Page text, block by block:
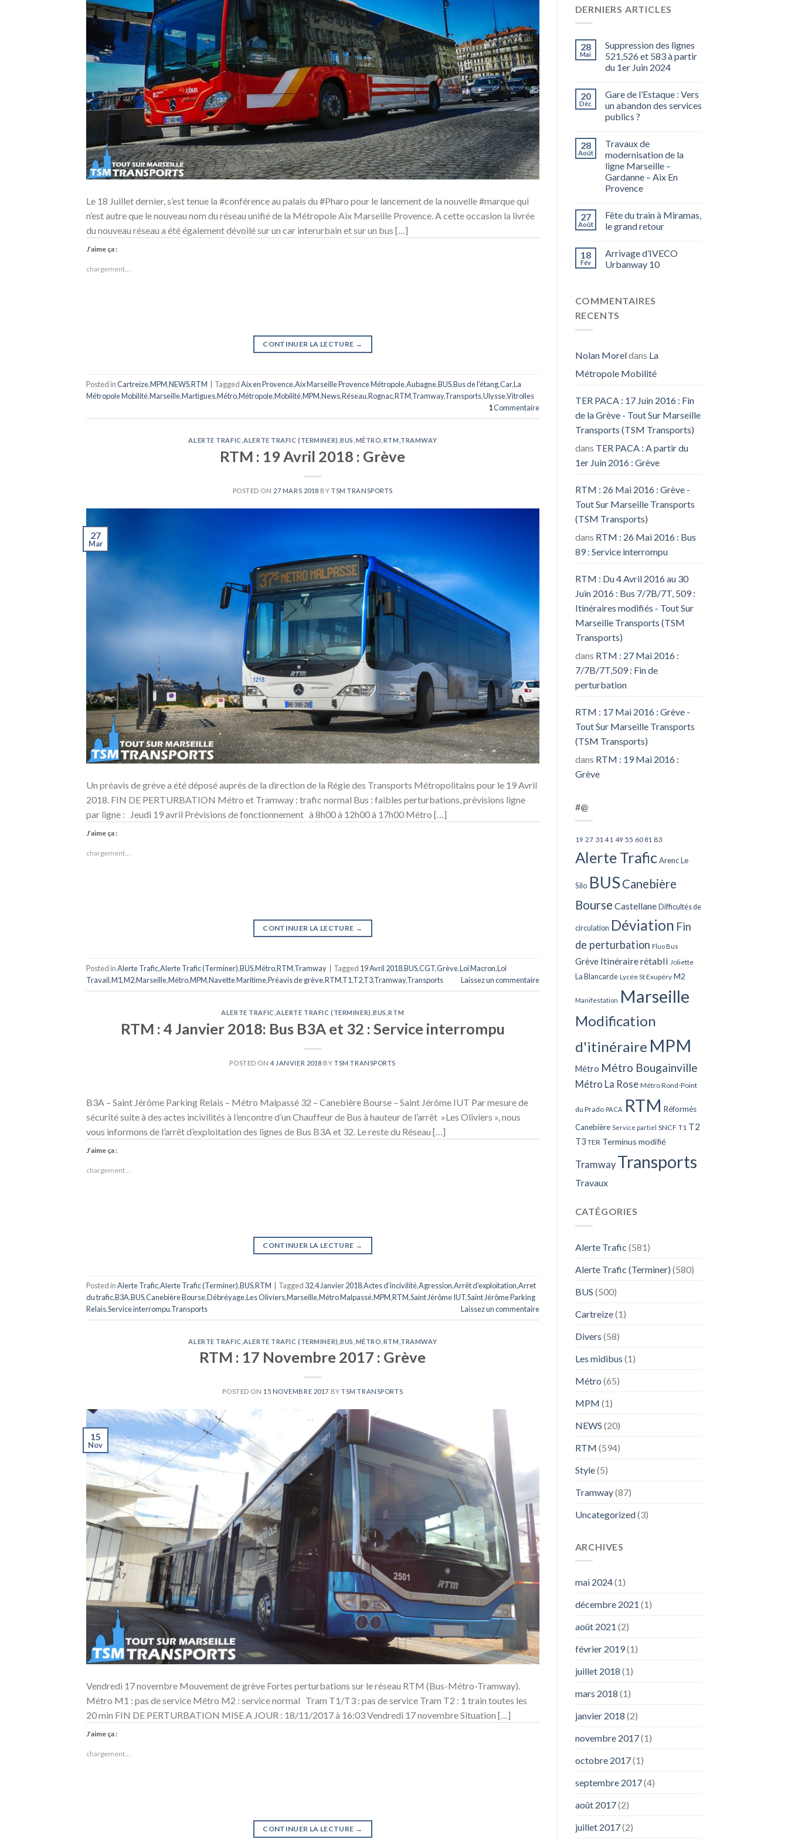
Le 18 Juillet dernier, s’est tenue la #conférence au palais du #Pharo pour le lancement de la nouvelle #marque qui
n’est autre que le nouveau nom du réseau unifié de la Métropole Aix Marseille Provence. A cette occasion la livrée
du nouveau réseau a été également dévoilé sur un car interurbain et sur un bus […]
J’aime ça :
chargement…
CONTINUER LA LECTURE →
Posted inCartreize,MPM,NEWS,RTM TaggedAix en Provence,Aix Marseille Provence Métropole,Aubagne,BUS,Bus de l'étang,Car,La
Métropole Mobilité,Marseille,Martigues,Métro,Métropole,Mobilité,MPM,News,Réseau,Rognac,RTM,Tramway,Transports,Ulysse,Vitrolles
1Commentaire
ALERTE TRAFIC ,ALERTE TRAFIC (TERMINER) ,BUS MÉTRO RTM TRAMWAY
RTM : 19 Avril 2018 : Grève
POSTED ON 27 MARS 2018 BYTSM TRANSPORTS
27
Mar
Un préavis de grève a été déposé auprès de la direction de la Régie des Transports Métropolitains pour le 19 Avril
2018. FIN DE PERTURBATION Métro et Tramway : trafic normal Bus : faibles perturbations, prévisions ligne
par ligne : Jeudi 19 avril Prévisions de fonctionnement à 8h00 à 12h00 à 17h00 Métro […]
J’aime ça :
chargement…
CONTINUER LA LECTURE →
Posted inAlerte Trafic,Alerte Trafic (Terminer),BUS,Métro,RTM,Tramway Tagged 19 Avril 2018,BUS,CGT,Grève,Loi Macron,Loi
Travail,M1,M2,Marseille,Métro,MPM,Navette Maritime,Préavis de grève,RTM,T1,T2,T3,Tramway,Transports Laissez un commentaire
ALERTE TRAFIC ,ALERTE TRAFIC (TERMINER) ,BUS ,RTM
RTM : 4 Janvier 2018: Bus B3A et 32 : Service interrompu
POSTED ON4 JANVIER 2018 BYTSM TRANSPORTS
B3A – Saint Jérôme Parking Relais – Métro Malpassé 32 – Canebière Bourse – Saint Jérôme IUT Par mesure de
sécurité suite à des actes incivilités à l’encontre d’un Chauffeur de Bus à hauteur de l’arrêt »Les Oliviers », nous
vous informons de l’arrêt d’exploitation des lignes de Bus B3A et 32. Le reste du Réseau […]
J’aime ça :
chargement…
CONTINUER LA LECTURE →
Posted inAlerte Trafic,Alerte Trafic (Terminer),BUS,RTM Tagged 32,4 Janvier 2018,Actes d'incivilité,Agression,Arrêt d'exploitation,Arret
du trafic,B3A,BUS,Canebière Bourse,Débréyage,Les Oliviers,Marseille,Métro Malpassé,MPM,RTM,Saint Jérôme IUT,Saint Jérôme Parking
Relais,Service interrompu,Transports Laissez un commentaire
ALERTE TRAFIC ,ALERTE TRAFIC (TERMINER) ,BUS MÉTRO RTM TRAMWAY
RTM : 17 Novembre 2017 : Grève
POSTED ON 15 NOVEMBRE 2017 BYTSM TRANSPORTS
15
Nov
Vendredi 17 novembre Mouvement de grève Fortes perturbations sur le réseau RTM (Bus-Métro-Tramway).
Métro M1 : pas de service Métro M2 : service normal Tram T1/T3 : pas de service Tram T2 : 1 train toutes les
20 min FIN DE PERTURBATION MISE A JOUR : 18/11/2017 à 16:03 Vendredi 17 novembre Situation […]
J’aime ça :
chargement…
CONTINUER LA LECTURE →
DERNIERS ARTICLES
28
Mai
Suppression des lignes
521,526 et 583 à partir
du 1er Juin 2024
20
Déc
Gare de l’Estaque : Vers
un abandon des services
publics ?
28
Août
Travaux de
modernisation de la
ligne Marseille –
Gardanne – Aix En
Provence
27
Août
Fête du train à Miramas,
le grand retour
18
Fév
Arrivage d’IVECO
Urbanway 10
COMMENTAIRES
RECENTS
Nolan Moreldans La
Métropole Mobilité
TER PACA : 17 Juin 2016 : Fin
de la Grève - Tout Sur Marseille
Transports (TSM Transports)
dans TER PACA : A partir du
1er Juin 2016 : Grève
RTM : 26 Mai 2016 : Grève -
Tout Sur Marseille Transports
(TSM Transports)
dans RTM : 26 Mai 2016 : Bus
89 : Service interrompu
RTM : Du 4 Avril 2016 au 30
Juin 2016 : Bus 7/7B/7T, 509 :
Itinéraires modifiés - Tout Sur
Marseille Transports (TSM
Transports)
dans RTM : 27 Mai 2016 :
7/7B/7T,509 : Fin de
perturbation
RTM : 17 Mai 2016 : Grève -
Tout Sur Marseille Transports
(TSM Transports)
dans RTM : 19 Mai 2016 :
Grève
#@
19 27 31 41 49 55 60 81 83
Alerte Trafic Arenc Le
Silo BUS Canebière
Bourse Castellane Difficultés de
circulation Déviation Fin
de perturbation Fluo Bus
Grève Itinéraire rétabli Joliette
La Blancarde Lycée St Exupéry M2
Manifestation Marseille
Modification
d'itinéraire MPM
Métro Métro Bougainville
Métro La Rose Métro Rond-Point
du Prado PACA RTM Réformés
Canebière Service partiel SNCF T1 T2
T3 TER Terminus modifié
Tramway Transports
Travaux
CATÉGORIES
Alerte Trafic (581)
Alerte Trafic (Terminer) (580)
BUS (500)
Cartreize(1)
Divers (58)
Les midibus (1)
Métro (65)
MPM (1)
NEWS (20)
RTM (594)
Style(5)
Tramway(87)
Uncategorized(3)
ARCHIVES
mai 2024(1)
décembre 2021 (1)
août 2021 (2)
février 2019(1)
juillet 2018 (1)
mars 2018 (1)
janvier 2018 (2)
novembre 2017(1)
octobre 2017(1)
septembre 2017(4)
août 2017(2)
juillet 2017(2)